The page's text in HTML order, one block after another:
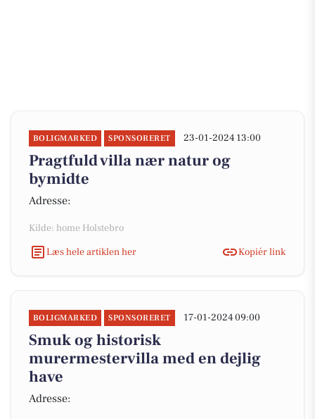
BOLIGMARKED SPONSORERET 23-01-2024 13:00
Pragtfuld villa nær natur og
bymidte
Adresse:
Kilde: home Holstebro
Læs hele artiklen her
Kopiér link
BOLIGMARKED SPONSORERET 17-01-2024 09:00
Smuk og historisk
murermestervilla med en dejlig
have
Adresse: